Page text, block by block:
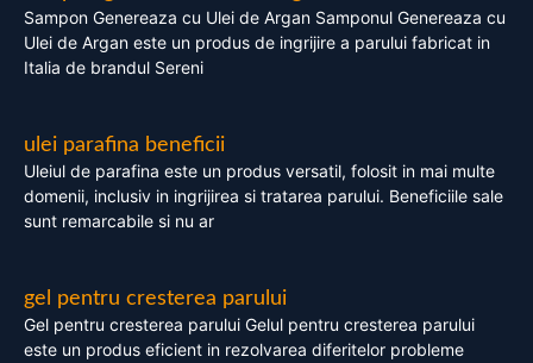
Sampon Genereaza cu Ulei de Argan Samponul Genereaza cu
Ulei de Argan este un produs de ingrijire a parului fabricat in
Italia de brandul Sereni
ulei parafina beneficii
Uleiul de parafina este un produs versatil, folosit in mai multe
domenii, inclusiv in ingrijirea si tratarea parului. Beneficiile sale
sunt remarcabile si nu ar
gel pentru cresterea parului
Gel pentru cresterea parului Gelul pentru cresterea parului
este un produs eficient in rezolvarea diferitelor probleme